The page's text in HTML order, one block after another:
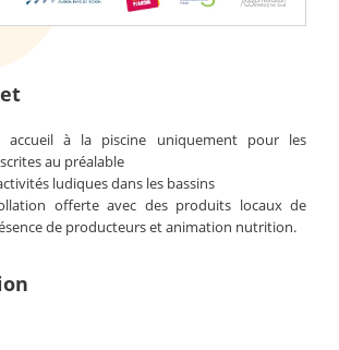
accueil à la piscine uniquement pour les
au préalable
ludiques dans les bassins
offerte avec des produits locaux de
de producteurs et animation nutrition.